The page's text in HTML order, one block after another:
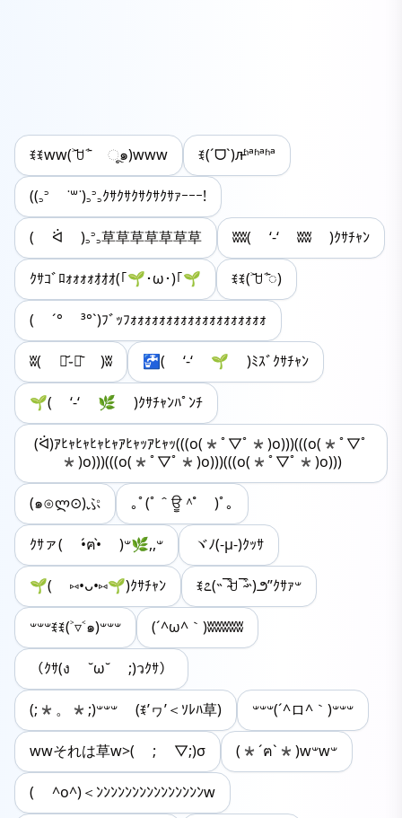
ꉂꉂww(˃᷄ꇴ˂᷅ ૂ๑)www ꉂ(ˊᗜˋ)л̵ʱªʱªʱª
((꜆꜄ ˙꒳˙)꜆꜄꜆ｸｻｸｻｸｻｸｻｸｻｧｰｰｰ!
( ᐛ )꜆꜄꜆草草草草草草草 ʬʬ( ‘-‘ ʬʬ )ｸｻﾁｬﾝ
ｸｻｺﾞﾛｫｫｫｫｵｵｵ(｢🌱･ω･)｢🌱 ꉂꉂ(˃᷄ꇴ˂᷅◌)
( ´° ³°`)ﾌﾞｯﾌｫｫｫｫｫｫｫｫｫｫｫｫｫｫｫｫｫｫｫ
ʬ( ･᷄֊･᷅ )ʬ 🚰( ‘-‘ 🌱 )ﾐｽﾞｸｻﾁｬﾝ
🌱( ‘-‘ 🌿 )ｸｻﾁｬﾝﾊﾟﾝﾁ
(ᐛ)ｱﾋｬﾋｬﾋｬﾋｬｱﾋｬｯｱﾋｬｯ(((o(*ﾟ▽ﾟ*)o)))(((o(*ﾟ▽ﾟ
*)o)))(((o(*ﾟ▽ﾟ*)o)))(((o(*ﾟ▽ﾟ*)o)))
(๑⊙ლ⊙)ぷ ｡ﾟ(ﾟ＾ਊ＾ํ )ﾟ｡
ｸｻァ( •́ฅ•̀ )‪𐤔‪𐤔🌿,, ヾﾉ(-µ-)ｸｯｻ
‪🌱( ⑅•ᴗ•⑅🌱)ｸｻﾁｬﾝ ꉂ೭(˵¯̴͒ꇴ¯̴͒˵)౨”ｸｻｧ𐤔
‎𐤔𐤔𐤔ꉂꉂ(˃▿˂๑)𐤔𐤔𐤔 (´^ω^｀)ʬʬʬʬʬ
（ｸｻ(ง ˘ω˘ ;)วｸｻ）
(;*。*;)𐤔𐤔𐤔 (ꉂ’ヮ’＜ｿﾚﾊ草) 𐤔𐤔𐤔(´^ロ^｀)𐤔𐤔𐤔
wwそれは草w>( ; ▽;)σ (*´ฅ`*)w‪𐤔w‪𐤔
( ^o^)＜ﾝﾝﾝﾝﾝﾝﾝﾝﾝﾝﾝﾝﾝﾝﾝw